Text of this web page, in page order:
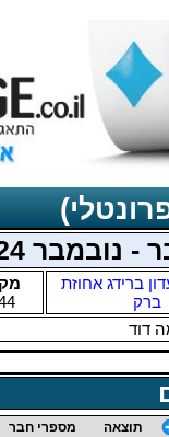
נובמבר 2024
ברידג אחוזת
ברק
דוד
תוצאה מספרי חבר